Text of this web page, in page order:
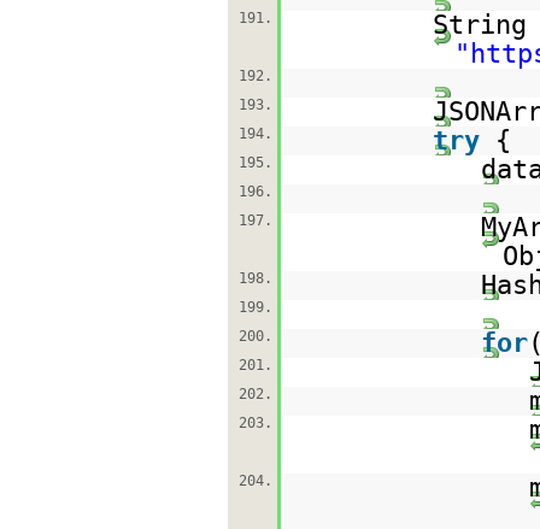
191.
"
192.
193.
194. try {
195.
196.
197.
198.
199.
200.
for
201.
202.
203.
204.